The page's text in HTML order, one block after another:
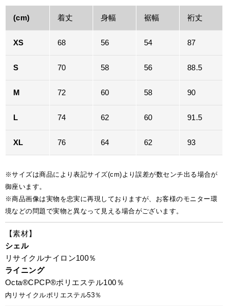
(cm) 着丈 身幅 裾幅 裄丈
XS 68 56 54 87
S 70 58 56 88.5
M 72 60 58 90
L 74 62 60 91.5
XL 76 64 62 93
※サイズは商品により表記サイズ(cm)より誤差が数センチ出る場合が
御座います。
※商品画像は実物を忠実に再現しておりますが、お客様のモニター環
境などの問題で実物と異なって見える場合がございます。
【素材】
シェル
リサイクルナイロン100％
ライニング
Octa®CPCP®ポリエステル100％
内リサイクルポリエステル53％